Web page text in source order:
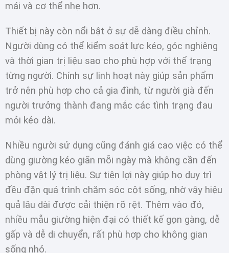
mái và cơ thể nhẹ hơn.
Thiết bị này còn nổi bật ở sự dễ dàng điều chỉnh.
Người dùng có thể kiểm soát lực kéo, góc nghiêng
và thời gian trị liệu sao cho phù hợp với thể trạng
từng người. Chính sự linh hoạt này giúp sản phẩm
trở nên phù hợp cho cả gia đình, từ người già đến
người trưởng thành đang mắc các tình trạng đau
mỏi kéo dài.
Nhiều người sử dụng cũng đánh giá cao việc có thể
dùng giường kéo giãn mỗi ngày mà không cần đến
phòng vật lý trị liệu. Sự tiện lợi này giúp họ duy trì
đều đặn quá trình chăm sóc cột sống, nhờ vậy hiệu
quả lâu dài được cải thiện rõ rệt. Thêm vào đó,
nhiều mẫu giường hiện đại có thiết kế gọn gàng, dễ
gấp và dễ di chuyển, rất phù hợp cho không gian
sống nhỏ.